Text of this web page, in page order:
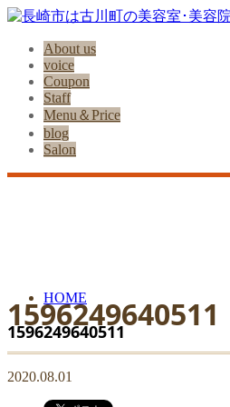
About us
voice
Coupon
Staff
Menu＆Price
blog
Salon
1596249640511
HOME
1596249640511
2020.08.01